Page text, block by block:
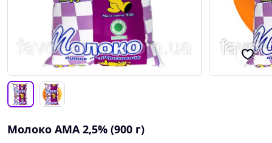
Молоко АМА 2,5% (900 г)